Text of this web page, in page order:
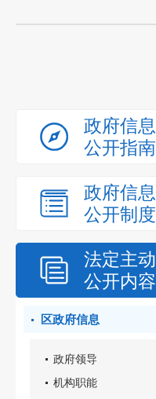
政府信息
公开指南
政府信息
公开制度
法定主动
公开内容
区政府信息
政府领导
机构职能